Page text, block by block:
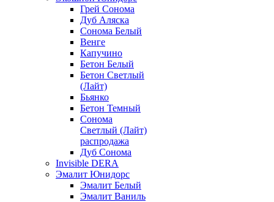
Грей Сонома
Дуб Аляска
Сонома Белый
Венге
Капучино
Бетон Белый
Бетон Светлый
(Лайт)
Бьянко
Бетон Темный
Сонома
Светлый (Лайт)
распродажа
Дуб Сонома
Invisible DERA
Эмалит Юнидорс
Эмалит Белый
Эмалит Ваниль